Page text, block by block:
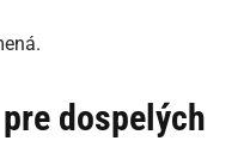
dospelých